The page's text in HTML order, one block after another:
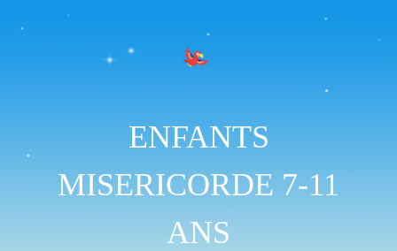
ENFANTS
MISERICORDE 7-11
ANS